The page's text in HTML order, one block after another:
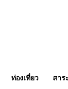
ท่องเที่ยว สาร